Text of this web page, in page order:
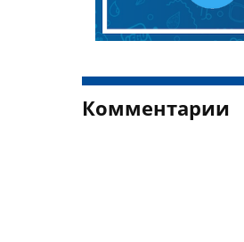
Комментарии